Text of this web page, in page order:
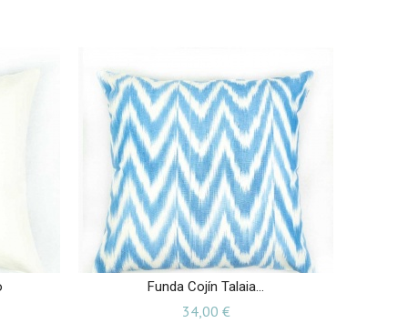
Funda Cojín Talaia...
34,00 €Precio